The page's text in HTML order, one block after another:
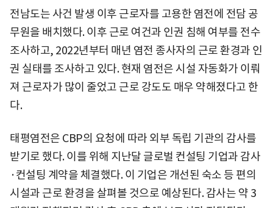
전남도는 사건 발생 이후 근로자를 고용한 염전에 전담 공
무원을 배치했다. 이후 근로 여건과 인권 침해 여부를 전수
조사하고, 2022년부터 매년 염전 종사자의 근로 환경과 인
권 실태를 조사하고 있다. 현재 염전은 시설 자동화가 이뤄
져 근로자가 많이 줄었고 근로 강도도 매우 약해졌다고 한
다.
태평염전은 CBP의 요청에 따라 외부 독립 기관의 감사를
받기로 했다. 이를 위해 지난달 글로벌 컨설팅 기업과 감사
·컨설팅 계약을 체결했다. 이 기업은 개선된 숙소 등 편의
시설과 근로 환경을 살펴볼 것으로 예상된다. 감사는 약 3